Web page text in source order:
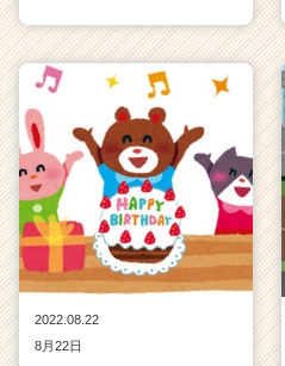
2022.08.22
8月22日